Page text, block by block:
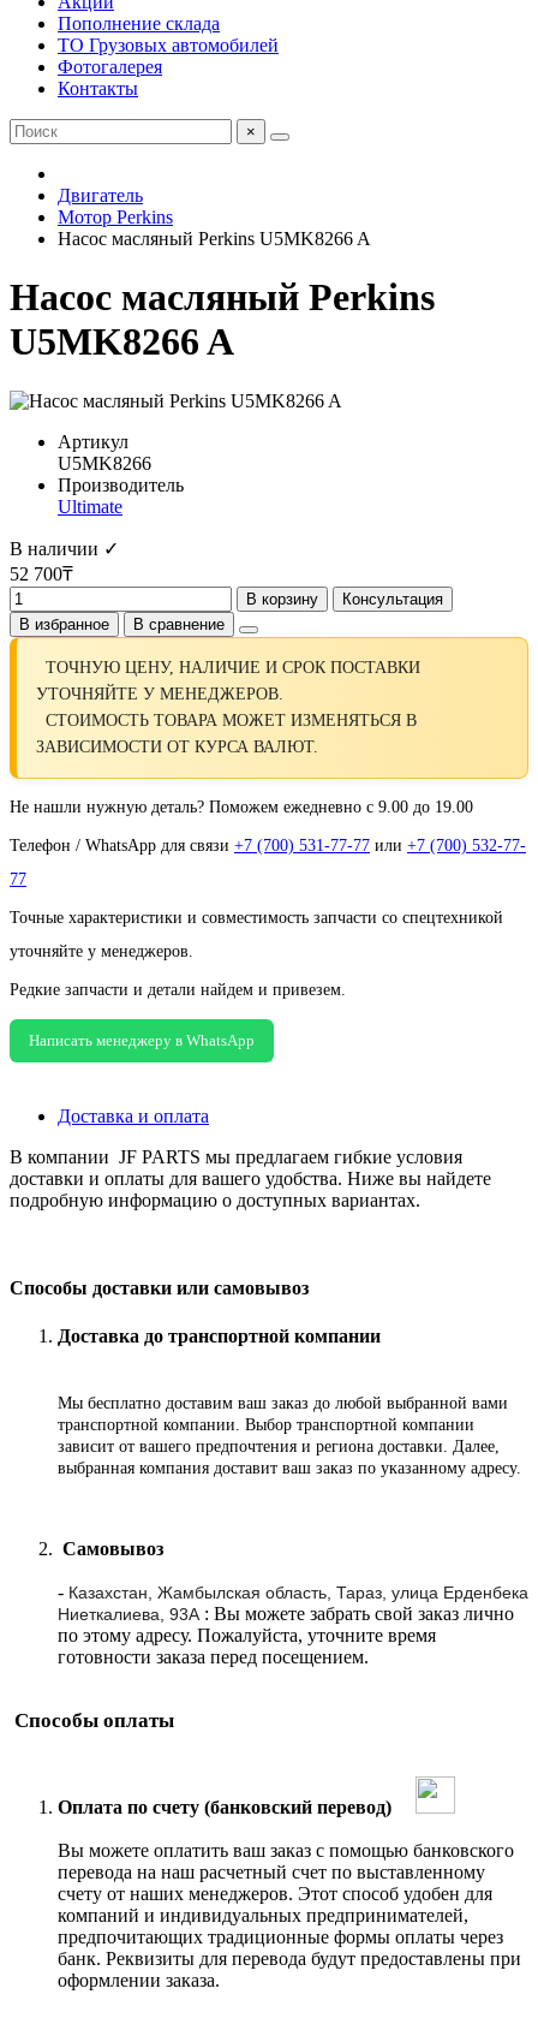
Пополнение склада
ТО Грузовых автомобилей
Фотогалерея
Контакты
×
Двигатель
Мотор Perkins
Насос масляный Perkins U5MK8266 A
Насос масляный Perkins
U5MK8266 A
Артикул
U5MK8266
Производитель
Ultimate
В наличии ✓
52 700₸
В корзину
Консультация
В избранное
В сравнение
ТОЧНУЮ ЦЕНУ, НАЛИЧИЕ И СРОК ПОСТАВКИ
УТОЧНЯЙТЕ У МЕНЕДЖЕРОВ.
СТОИМОСТЬ ТОВАРА МОЖЕТ ИЗМЕНЯТЬСЯ В
ЗАВИСИМОСТИ ОТ КУРСА ВАЛЮТ.
Не нашли нужную деталь? Поможем ежедневно с 9.00 до 19.00
Телефон / WhatsApp для связи +7 (700) 531-77-77 или +7 (700) 532-77-
77
Точные характеристики и совместимость запчасти со спецтехникой
уточняйте у менеджеров.
Редкие запчасти и детали найдем и привезем.
Написать менеджеру в WhatsApp
Доставка и оплата
В компании JF PARTS мы предлагаем гибкие условия
доставки и оплаты для вашего удобства. Ниже вы найдете
подробную информацию о доступных вариантах.
Способы доставки или самовывоз
Доставка до транспортной компании
Мы бесплатно доставим ваш заказ до любой выбранной вами
транспортной компании. Выбор транспортной компании
зависит от вашего предпочтения и региона доставки. Далее,
выбранная компания доставит ваш заказ по указанному адресу.
Самовывоз
- Казахстан, Жамбылская область, Тараз, улица Ерденбека
Ниеткалиева, 93А : Вы можете забрать свой заказ лично
по этому адресу. Пожалуйста, уточните время
готовности заказа перед посещением.
Способы оплаты
Оплата по счету (банковский перевод)
Вы можете оплатить ваш заказ с помощью банковского
перевода на наш расчетный счет по выставленному
счету от наших менеджеров. Этот способ удобен для
компаний и индивидуальных предпринимателей,
предпочитающих традиционные формы оплаты через
банк. Реквизиты для перевода будут предоставлены при
оформлении заказа.